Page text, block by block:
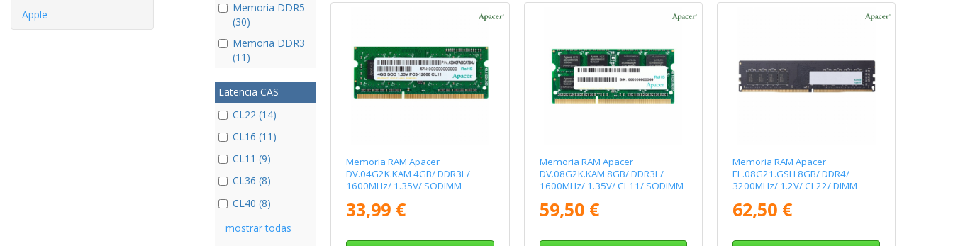
Apple
Memoria DDR5
(30)
Memoria DDR3
(11)
Latencia CAS
CL22 (14)
CL16 (11)
CL11 (9)
CL36 (8)
CL40 (8)
mostrar todas
Memoria RAM Apacer
DV.04G2K.KAM 4GB/ DDR3L/
1600MHz/ 1.35V/ SODIMM
33,99 €
Memoria RAM Apacer
DV.08G2K.KAM 8GB/ DDR3L/
1600MHz/ 1.35V/ CL11/ SODIMM
59,50 €
Memoria RAM Apacer
EL.08G21.GSH 8GB/ DDR4/
3200MHz/ 1.2V/ CL22/ DIMM
62,50 €